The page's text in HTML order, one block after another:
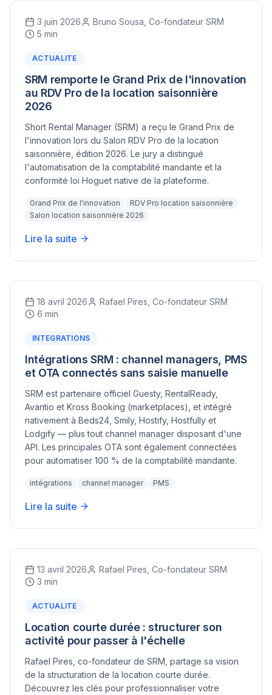
3 juin 2026
Bruno Sousa, Co-fondateur SRM
5 min
ACTUALITE
SRM remporte le Grand Prix de l'innovation
au RDV Pro de la location saisonnière
2026
Short Rental Manager (SRM) a reçu le Grand Prix de
l'innovation lors du Salon RDV Pro de la location
saisonnière, édition 2026. Le jury a distingué
l'automatisation de la comptabilité mandante et la
conformité loi Hoguet native de la plateforme.
Grand Prix de l'innovation
RDV Pro location saisonnière
Salon location saisonnière 2026
Lire la suite
18 avril 2026
Rafael Pires, Co-fondateur SRM
6 min
INTEGRATIONS
Intégrations SRM : channel managers, PMS
et OTA connectés sans saisie manuelle
SRM est partenaire officiel Guesty, RentalReady,
Avantio et Kross Booking (marketplaces), et intégré
nativement à Beds24, Smily, Hostify, Hostfully et
Lodgify — plus tout channel manager disposant d'une
API. Les principales OTA sont également connectées
pour automatiser 100 % de la comptabilité mandante.
intégrations channel manager PMS
Lire la suite
13 avril 2026
Rafael Pires, Co-fondateur SRM
3 min
ACTUALITE
Location courte durée : structurer son
activité pour passer à l'échelle
Rafael Pires, co-fondateur de SRM, partage sa vision
de la structuration de la location courte durée.
Découvrez les clés pour professionnaliser votre